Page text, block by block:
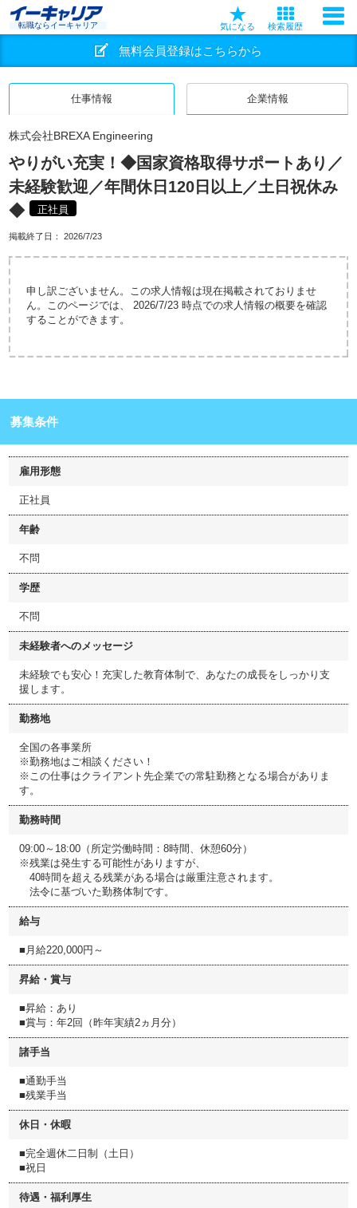
転職ならイーキャリア 気になる 検索履歴
無料会員登録はこちらから
仕事情報 企業情報
株式会社BREXA Engineering
やりがい充実！◆国家資格取得サポートあり／
未経験歓迎／年間休日120日以上／土日祝休み
◆
正社員
掲載終了日： 2026/7/23
申し訳ございません。この求人情報は現在掲載されておりませ
ん。このページでは、 2026/7/23 時点での求人情報の概要を確認
することができます。
募集条件
雇用形態
正社員
年齢
不問
学歴
不問
未経験者へのメッセージ
未経験でも安心！充実した教育体制で、あなたの成長をしっかり支
援します。
勤務地
全国の各事業所
※勤務地はご相談ください！
※この仕事はクライアント先企業での常駐勤務となる場合がありま
す。
勤務時間
09:00～18:00（所定労働時間：8時間、休憩60分）
※残業は発生する可能性がありますが、
40時間を超える残業がある場合は厳重注意されます。
法令に基づいた勤務体制です。
給与
■月給220,000円～
昇給・賞与
■昇給：あり
■賞与：年2回（昨年実績2ヵ月分）
諸手当
■通勤手当
■残業手当
休日・休暇
■完全週休二日制（土日）
■祝日
待遇・福利厚生